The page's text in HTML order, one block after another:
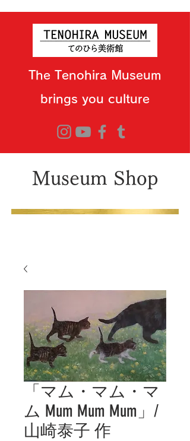
The Tenohira Museum
brings you culture
Museum Shop
「マム・マム・マ
ム Mum Mum Mum」/
山崎泰子 作